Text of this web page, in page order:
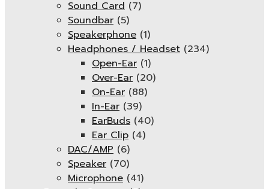
Sound Card (7)
Soundbar (5)
Speakerphone (1)
Headphones / Headset (234)
Open-Ear (1)
Over-Ear (20)
On-Ear (88)
In-Ear (39)
EarBuds (40)
Ear Clip (4)
DAC/AMP (6)
Speaker (70)
Microphone (41)